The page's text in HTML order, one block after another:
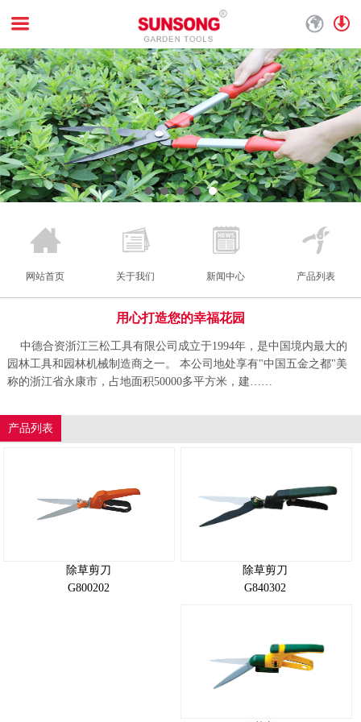
网站首页 关于我们 新闻中心 产品列表
用心打造您的幸福花园
中德合资浙江三松工具有限公司成立于1994年，是中国境内最大的
园林工具和园林机械制造商之一。 本公司地处享有"中国五金之都"美
称的浙江省永康市，占地面积50000多平方米，建……
产品列表
除草剪刀
G800202
除草剪刀
G840302